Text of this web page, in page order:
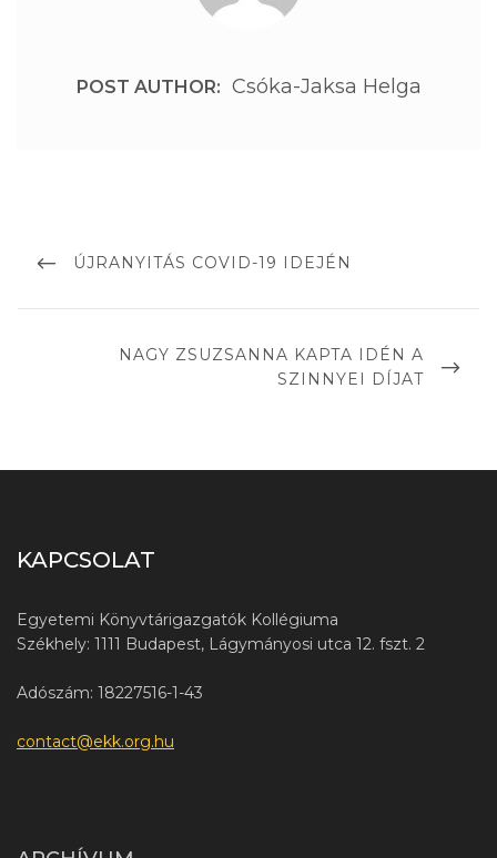
POST AUTHOR: Csóka-Jaksa Helga
navigáció
PREVIOUS
ÚJRANYITÁS COVID-19 IDEJÉN
NEXT
NAGY ZSUZSANNA KAPTA IDÉN A
SZINNYEI DÍJAT
KAPCSOLAT
Egyetemi Könyvtárigazgatók Kollégiuma
Székhely: 1111 Budapest, Lágymányosi utca 12. fszt. 2
Adószám: 18227516-1-43
contact@ekk.org.hu